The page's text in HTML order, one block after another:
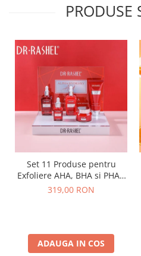
PRODUSE
Set 11 Produse pentru
Exfoliere AHA, BHA si PHA -
Dr. Rashel Miracle Renewal
319,00 RON
ADAUGA IN COS